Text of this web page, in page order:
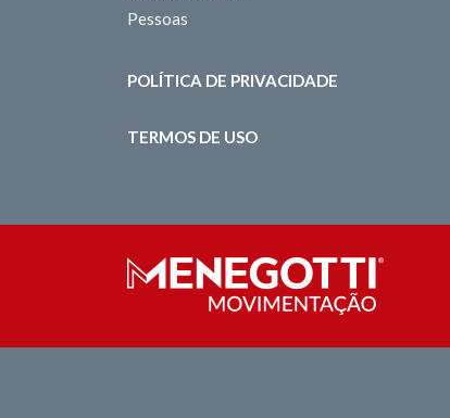
Pessoas
POLÍTICA DE PRIVACIDADE
TERMOS DE USO